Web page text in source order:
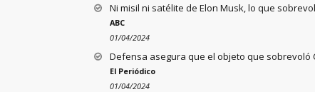
Ni misil ni satélite de Elon Musk, lo que
ABC
01/04/2024
Defensa asegura que el objeto que sobrevoló
El Periódico
01/04/2024